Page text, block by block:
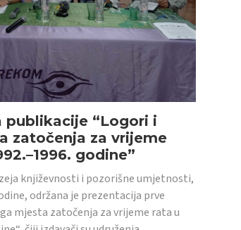
publikacije “Logori i
zatočenja za vrijeme
godine”
književnosti i pozorišne umjetnosti,
održana je prezentacija prve
mjesta zatočenja za vrijeme rata u